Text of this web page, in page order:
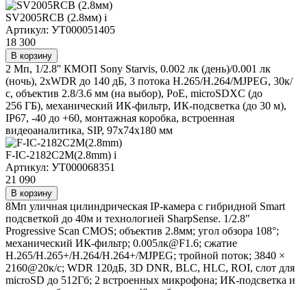
SV2005RCB (2.8мм) i
Артикул: УТ000051405
18 300
В корзину
2 Мп, 1/2.8'' КМОП Sony Starvis, 0.002 лк (день)/0.001 лк
(ночь), 2xWDR до 140 дБ, 3 потока H.265/Н.264/MJPEG, 30к/
с, объектив 2.8/3.6 мм (на выбор), PoE, microSDXС (до
256 ГБ), механический ИК-фильтр, ИК-подсветка (до 30 м),
IP67, -40 до +60, монтажная коробка, встроенная
видеоаналитика, SIP, 97х74х180 мм
F-IC-2182C2M(2.8mm) i
Артикул: УТ000068351
21 090
В корзину
8Мп уличная цилиндрическая IP-камера с гибридной Smart
подсветкой до 40м и технологией SharpSense. 1/2.8"
Progressive Scan CMOS; объектив 2.8мм; угол обзора 108°;
механический ИК-фильтр; 0.005лк@F1.6; сжатие
H.265/H.265+/H.264/H.264+/MJPEG; тройной поток; 3840 ×
2160@20к/с; WDR 120дБ, 3D DNR, BLC, HLC, ROI, слот для
microSD до 512Гб; 2 встроенных микрофона; ИК-подсветка и